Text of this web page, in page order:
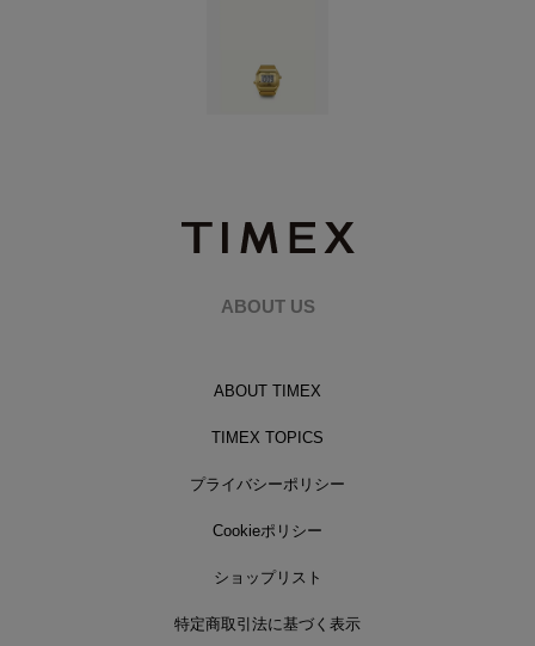
ABOUT US
ABOUT TIMEX
TIMEX TOPICS
プライバシーポリシー
Cookieポリシー
ショップリスト
特定商取引法に基づく表示